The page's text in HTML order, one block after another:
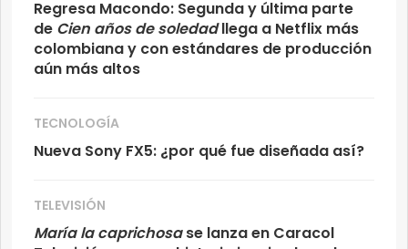
Regresa Macondo: Segunda y última parte
de Cien años de soledadllega a Netflix más
colombiana y con estándares de producción
aún más altos
TECNOLOGÍA
Nueva Sony FX5: ¿por qué fue diseñada así?
TELEVISIÓN
María la caprichosase lanza en Caracol